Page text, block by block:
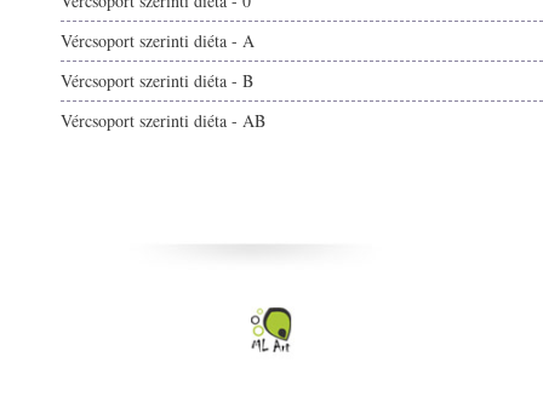
Vércsoport szerinti diéta - A
Vércsoport szerinti diéta - B
Vércsoport szerinti diéta - AB